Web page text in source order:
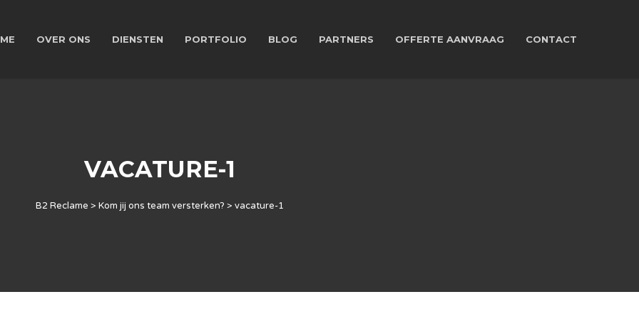
OVER ONS DIENSTEN PORTFOLIO BLOG PARTNERS OFFERTE AANVRAAG CONTACT
VACATURE-1
B2 Reclame > Kom jij ons team versterken? > vacature-1